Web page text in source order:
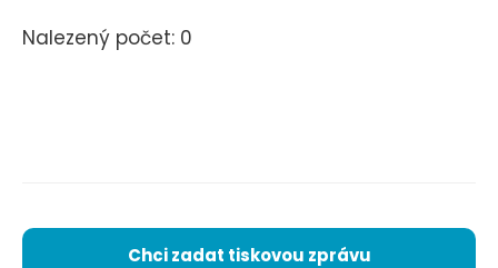
Nalezený počet: 0
Chci zadat tiskovou zprávu